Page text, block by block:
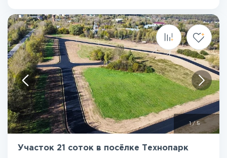
1/5
Участок 21 соток в посёлке Технопарк